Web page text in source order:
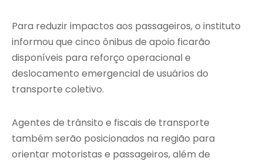
Para reduzir impactos aos passageiros, o instituto
informou que cinco ônibus de apoio ficarão
disponíveis para reforço operacional e
deslocamento emergencial de usuários do
transporte coletivo.
Agentes de trânsito e fiscais de transporte
também serão posicionados na região para
orientar motoristas e passageiros, além de